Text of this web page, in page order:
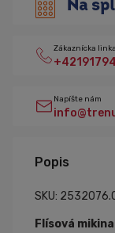
Zákaznícka linka
Napíšte nám
Popis
SKU:
Flísová mikina